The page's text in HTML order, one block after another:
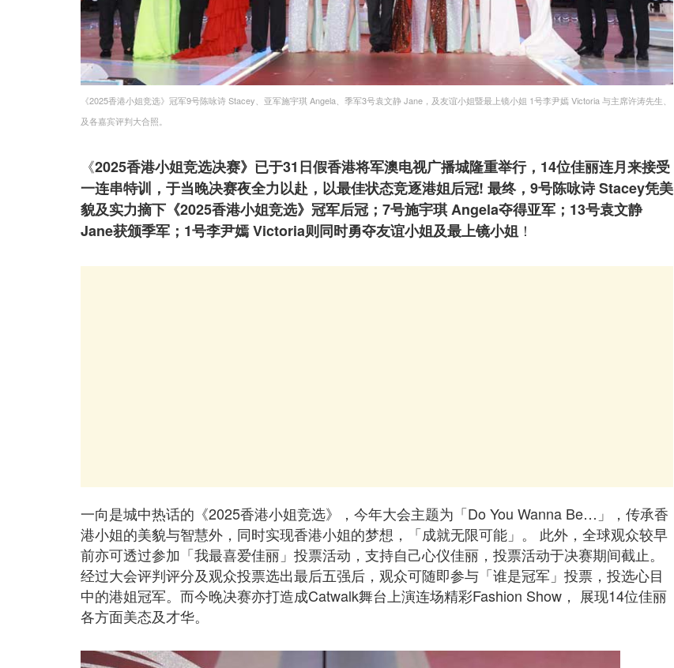
《2025香港小姐竞选》冠军9号陈咏诗 Stacey、亚军施宇琪 Angela、季军3号袁文静 Jane，及友谊小姐暨最上镜小姐 1号李尹嫣 Victoria 与主席许涛先生、
及各嘉宾评判大合照。
《2025香港小姐竞选决赛》已于31日假香港将军澳电视广播城隆重举行，14位佳丽连月来接受
一连串特训，于当晚决赛夜全力以赴，以最佳状态竞逐港姐后冠! 最终，9号陈咏诗 Stacey凭美
貌及实力摘下《2025香港小姐竞选》冠军后冠；7号施宇琪 Angela夺得亚军；13号袁文静
Jane获颁季军；1号李尹嫣 Victoria则同时勇夺友谊小姐及最上镜小姐 ！
一向是城中热话的《2025香港小姐竞选》，今年大会主题为「Do You Wanna Be…」，传承香
港小姐的美貌与智慧外，同时实现香港小姐的梦想，「成就无限可能」。 此外，全球观众较早
前亦可透过参加「我最喜爱佳丽」投票活动，支持自己心仪佳丽，投票活动于决赛期间截止。
经过大会评判评分及观众投票选出最后五强后，观众可随即参与「谁是冠军」投票，投选心目
中的港姐冠军。而今晚决赛亦打造成Catwalk舞台上演连场精彩Fashion Show， 展现14位佳丽
各方面美态及才华。